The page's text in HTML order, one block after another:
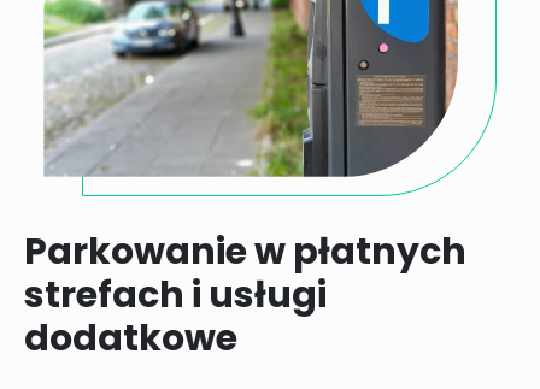
Parkowanie w płatnych
strefach i usługi
dodatkowe